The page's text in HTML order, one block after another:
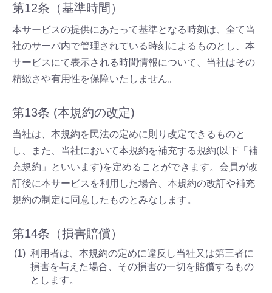
第12条（基準時間）
本サービスの提供にあたって基準となる時刻は、全て当
社のサーバ内で管理されている時刻によるものとし、本
サービスにて表示される時間情報について、当社はその
精緻さや有用性を保障いたしません。
第13条 (本規約の改定)
当社は、本規約を民法の定めに則り改定できるものと
し、また、当社において本規約を補充する規約(以下「補
充規約」といいます)を定めることができます。会員が改
訂後に本サービスを利用した場合、本規約の改訂や補充
規約の制定に同意したものとみなします。
第14条（損害賠償）
利用者は、本規約の定めに違反し当社又は第三者に
損害を与えた場合、その損害の一切を賠償するもの
とします。